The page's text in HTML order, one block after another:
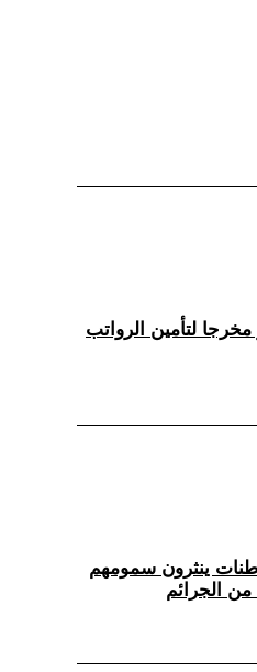
لتأمين الرواتب
ينثرون سمومهم
الجرائم